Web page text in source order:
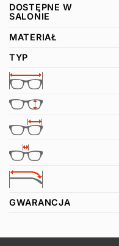
DOSTĘPNE W
SALONIE
MATERIAŁ
TYP
GWARANCJA